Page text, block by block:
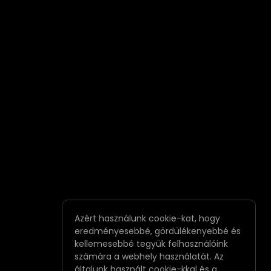
Azért használunk cookie-kat, hogy
eredményesebbé, gördülékenyebbé és
kellemesebbé tegyük felhasználóink
számára a webhely használatát. Az